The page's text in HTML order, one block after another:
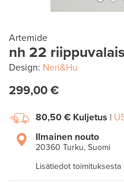
Artemide
nh 22
Design: Neri&Hu
299,00 €
80,50 € Kuljetus |
Ilmainen nouto
20360 Turku, Suomi
Lisätiedot toimituksesta